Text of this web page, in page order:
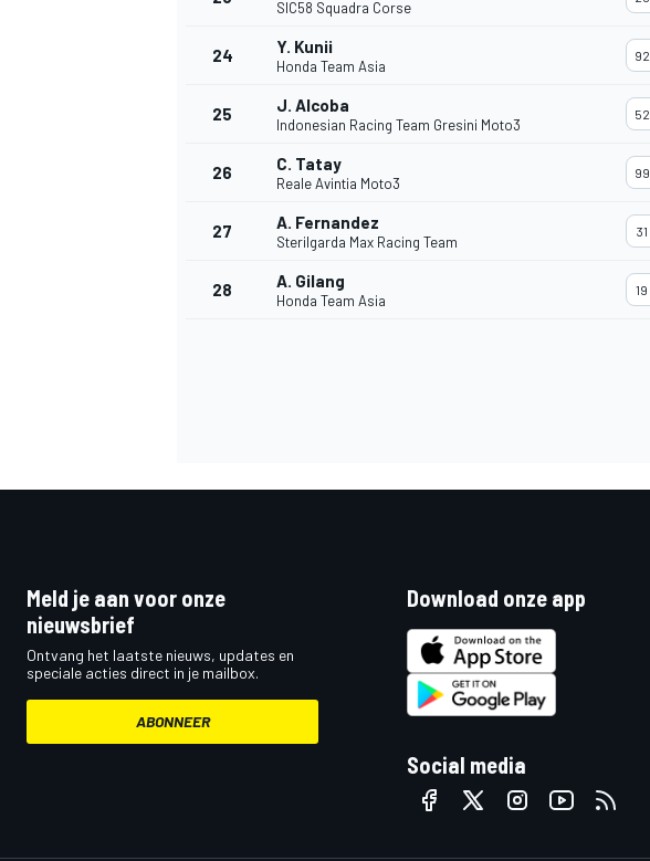
SIC58 Squadra Corse
24 Y. Kunii
Honda Team Asia
92
25 J. Alcoba
Indonesian Racing Team Gresini Moto3
52
26 C. Tatay
Reale Avintia Moto3
99
27 A. Fernandez
Sterilgarda Max Racing Team
31
28 A. Gilang
Honda Team Asia
19
Meld je aan voor onze
nieuwsbrief
Ontvang het laatste nieuws, updates en
speciale acties direct in je mailbox.
ABONNEER
Download onze app
Social media